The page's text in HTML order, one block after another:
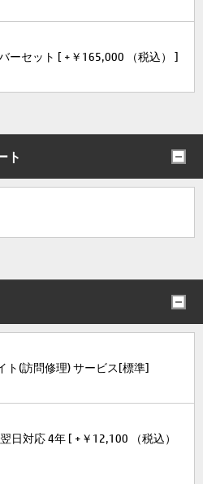
ーセット [ +￥165,000 （税込） ]
ト
ト(訪問修理) サービス[標準]
日対応 4年 [ +￥12,100 （税込）